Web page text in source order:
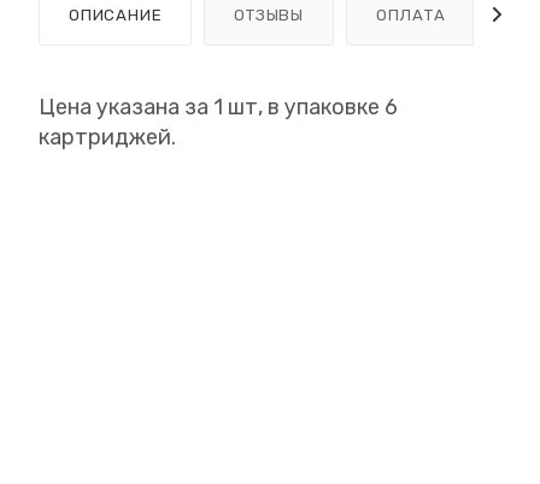
ОПИСАНИЕ ОТЗЫВЫ ОПЛАТА
Цена указана за 1 шт, в упаковке 6
картриджей.